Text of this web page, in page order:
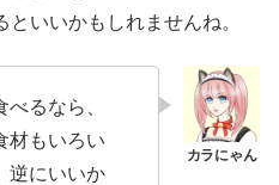
いいかもしれませんね。
るなら、
材もいろい
逆にいいか